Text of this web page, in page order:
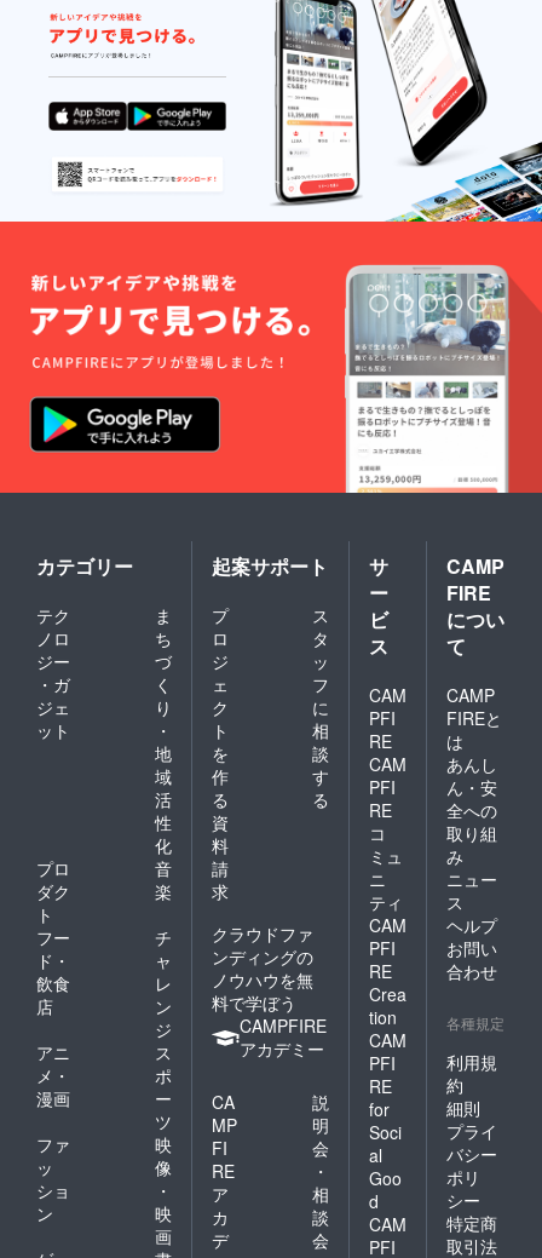
カテゴリー
テク
ノロ
ジー
・ガ
ジェ
ット
ま
ち
づ
く
り
・
地
域
活
性
化
プロ
ダク
ト
音
楽
フー
ド・
飲食
店
チ
ャ
レ
ン
ジ
アニ
メ・
漫画
ス
ポ
ー
ツ
ファ
ッ
ショ
ン
映
像
・
映
画
起案サポート
プ
ロ
ジ
ェ
ク
ト
を
作
る
ス
タ
ッ
フ
に
相
談
す
る
資
料
請
求
クラウドファ
ンディングの
ノウハウを無
料で学ぼう
CAMPFIRE
アカデミー
CA
MP
FI
RE
ア
カ
デ
説
明
会
・
相
談
会
サ
ー
ビ
ス
CAM
PFI
RE
CAM
PFI
RE
コ
ミュ
ニ
ティ
CAM
PFI
RE
Crea
tion
CAM
PFI
RE
for
Soci
al
Goo
d
CAM
PFI
CAMP
FIRE
につい
て
CAMP
FIREと
は
あんし
ん・安
全への
取り組
み
ニュー
ス
ヘルプ
お問い
合わせ
各種規定
利用規
約
細則
プライ
バシー
ポリ
シー
特定商
取引法